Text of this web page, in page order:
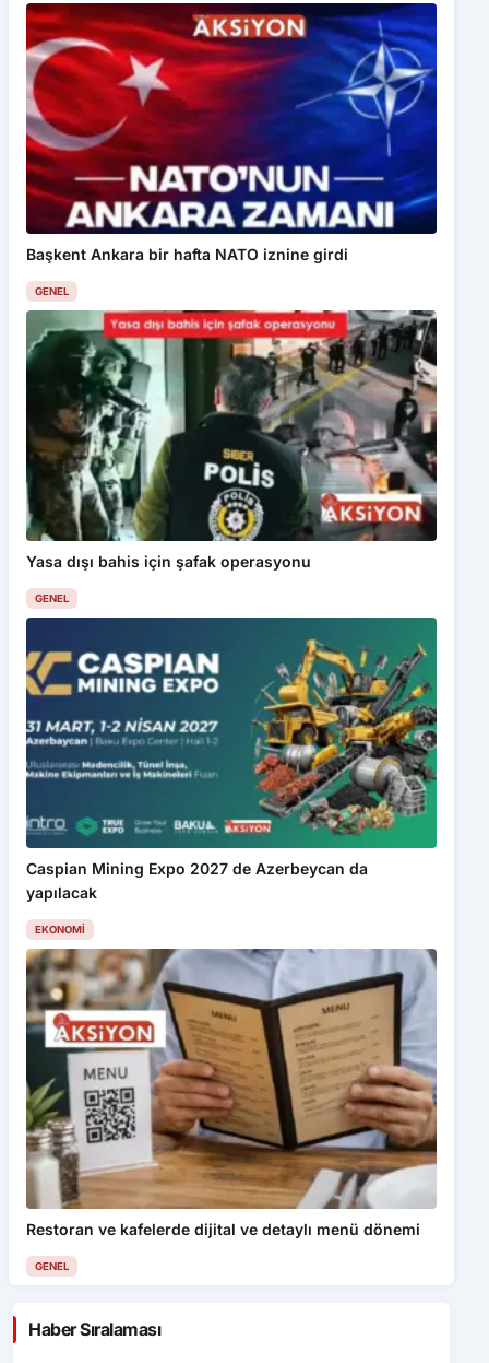
Başkent Ankara bir hafta NATO iznine girdi
GENEL
Yasa dışı bahis için şafak operasyonu
GENEL
Caspian Mining Expo 2027 de Azerbeycan da
yapılacak
EKONOMI
Restoran ve kafelerde dijital ve detaylı menü dönemi
GENEL
Haber Sıralaması